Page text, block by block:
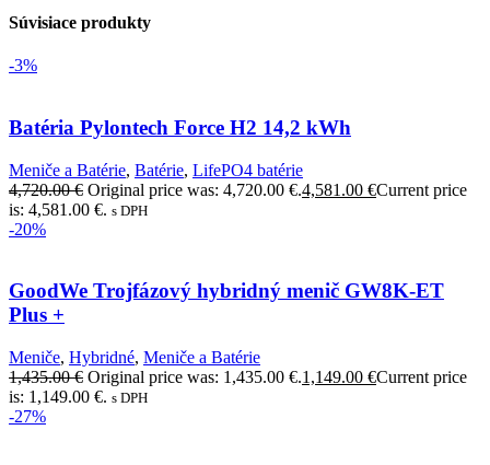
Súvisiace produkty
-3%
Batéria Pylontech Force H2 14,2 kWh
Meniče a Batérie, Batérie, LifePO4 batérie
4,720.00€ Original price was: 4,720.00 €.4,581.00 €Current price
is: 4,581.00 €. s DPH
-20%
GoodWe Trojfázový hybridný menič GW8K-ET
Plus +
Meniče, Hybridné, Meniče a Batérie
1,435.00€ Original price was: 1,435.00 €.1,149.00 €Current price
is: 1,149.00 €. s DPH
-27%